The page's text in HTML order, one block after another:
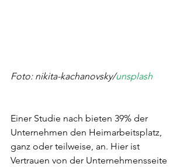
Foto: nikita-kachanovsky/unsplash
Einer Studie nach bieten 39% der
Unternehmen den Heimarbeitsplatz,
ganz oder teilweise, an. Hier ist
Vertrauen von der Unternehmensseite